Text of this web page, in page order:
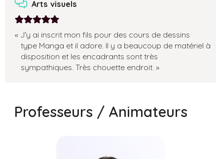
Arts visuels
Note:
sur
J'y ai inscrit mon fils pour des cours de dessins
type Manga et il adore. Il y a beaucoup de matériel à
disposition et les encadrants sont très
sympathiques. Très chouette endroit.
Professeurs / Animateurs